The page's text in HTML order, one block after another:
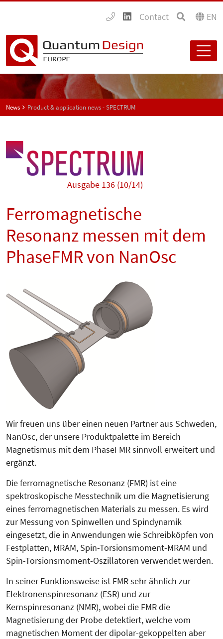
Contact EN
News Product & application news - SPECTRUM
Ausgabe 136 (10/14)
Ferromagnetische
Resonanz messen mit dem
PhaseFMR von NanOsc
Wir freuen uns über einen neuen Partner aus Schweden,
NanOsc, der unsere Produktpalette im Bereich
Magnetismus mit dem PhaseFMR sinnvoll erweitert und
ergänzt.
Die ferromagnetische Resonanz (FMR) ist eine
spektroskopische Messtechnik um die Magnetisierung
eines ferromagnetischen Materials zu messen. Es wird
zur Messung von Spinwellen und Spindynamik
eingesetzt, die in Anwendungen wie Schreibköpfen von
Festplatten, MRAM, Spin-Torsionsmoment-MRAM und
Spin-Torsionsmoment-Oszillatoren verwendet werden.
In seiner Funktionsweise ist FMR sehr ähnlich zur
Elektronenspinresonanz (ESR) und zur
Kernspinresonanz (NMR), wobei die FMR die
Magnetisierung der Probe detektiert, welche vom
magnetischen Moment der dipolar-gekoppelten aber